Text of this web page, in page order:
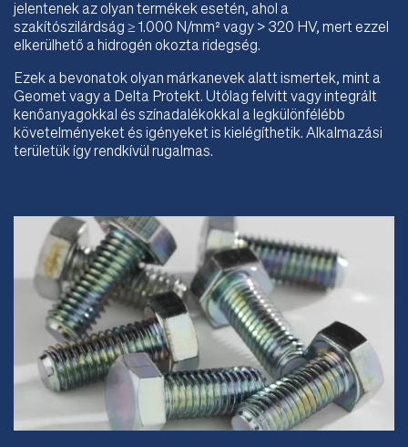
jelentenek az olyan termékek esetén, ahol a
szakítószilárdság ≥ 1.000 N/mm² vagy > 320 HV, mert ezzel
elkerülhető a hidrogén okozta ridegség.
Ezek a bevonatok olyan márkanevek alatt ismertek, mint a
Geomet vagy a Delta Protekt. Utólag felvitt vagy integrált
kenőanyagokkal és színadalékokkal a legkülönfélébb
követelményeket és igényeket is kielégíthetik. Alkalmazási
területük így rendkívül rugalmas.